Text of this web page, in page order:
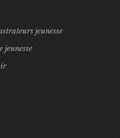
jeunesse
jeunesse